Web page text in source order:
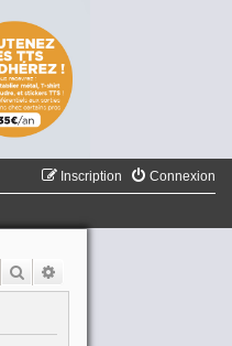
Connexion
Inscription
Rechercher